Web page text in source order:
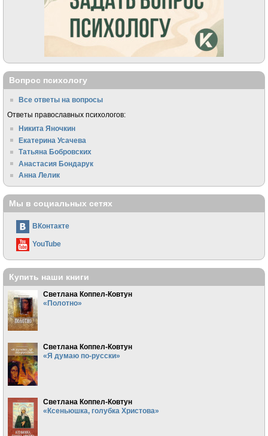
Вопрос психологу
Все ответы на вопросы
Ответы православных психологов:
Никита Яночкин
Екатерина Усачева
Татьяна Бобровских
Анастасия Бондарук
Анна Лелик
Мы в социальных сетях
ВКонтакте
YouTube
Купить наши книги
Светлана Коппел-Ковтун
«Полотно»
Светлана Коппел-Ковтун
«Я думаю по-русски»
Светлана Коппел-Ковтун
«Ксеньюшка, голубка Христова»